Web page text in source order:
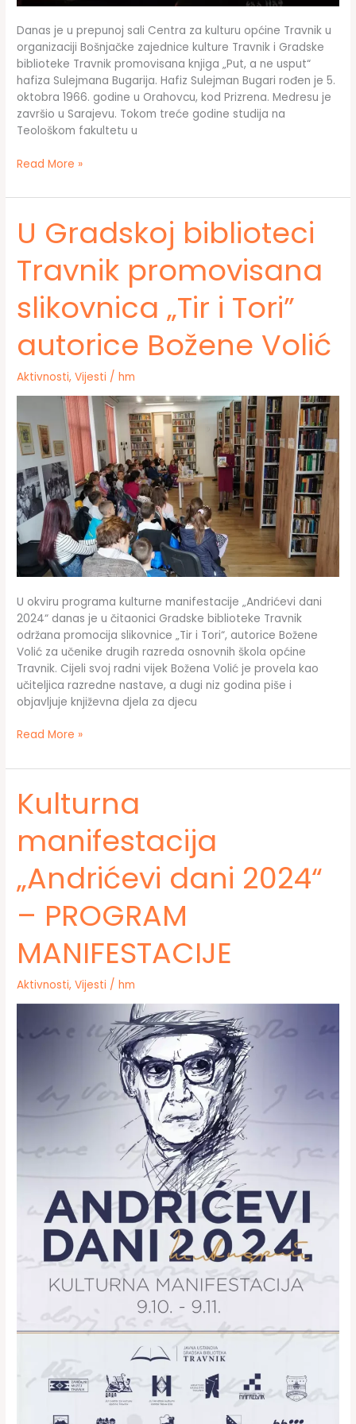
Danas je u prepunoj sali Centra za kulturu općine Travnik u
organizaciji Bošnjačke zajednice kulture Travnik i Gradske
biblioteke Travnik promovisana knjiga „Put, a ne usput“
hafiza Sulejmana Bugarija. Hafiz Sulejman Bugari rođen je 5.
oktobra 1966. godine u Orahovcu, kod Prizrena. Medresu je
završio u Sarajevu. Tokom treće godine studija na
Teološkom fakultetu u
Knjiga
Bugarija
ne
usput“
predstavljena
Travniku
Read More »
U Gradskoj biblioteci
Travnik promovisana
slikovnica „Tir i Tori”
autorice Božene Volić
Aktivnosti,Vijesti /hm
U okviru programa kulturne manifestacije „Andrićevi dani
2024“ danas je u čitaonici Gradske biblioteke Travnik
održana promocija slikovnice „Tir i Tori“, autorice Božene
Volić za učenike drugih razreda osnovnih škola općine
Travnik. Cijeli svoj radni vijek Božena Volić je provela kao
učiteljica razredne nastave, a dugi niz godina piše i
objavljuje književna djela za djecu
U
biblioteci
promovisana
slikovnica
„Tir
Tori”
autorice
Volić
Read More »
Kulturna
manifestacija
„Andrićevi dani 2024“
– PROGRAM
MANIFESTACIJE
Aktivnosti,Vijesti /hm